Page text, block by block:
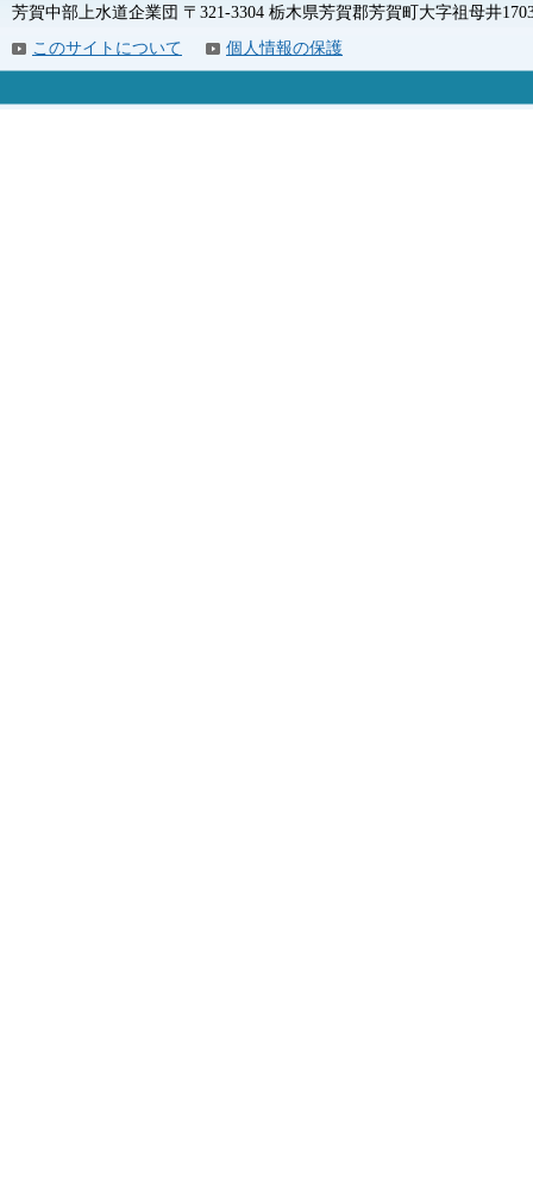
芳賀中部上水道企業団 〒321-3304 栃木県芳賀郡芳賀町大字祖母井
このサイトについて
個人情報の保護